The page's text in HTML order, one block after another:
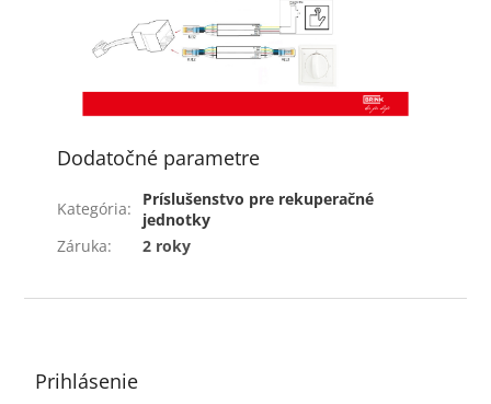
Dodatočné parametre
Kategória:
Príslušenstvo pre rekuperačné
jednotky
Záruka: 2 roky
Prihlásenie